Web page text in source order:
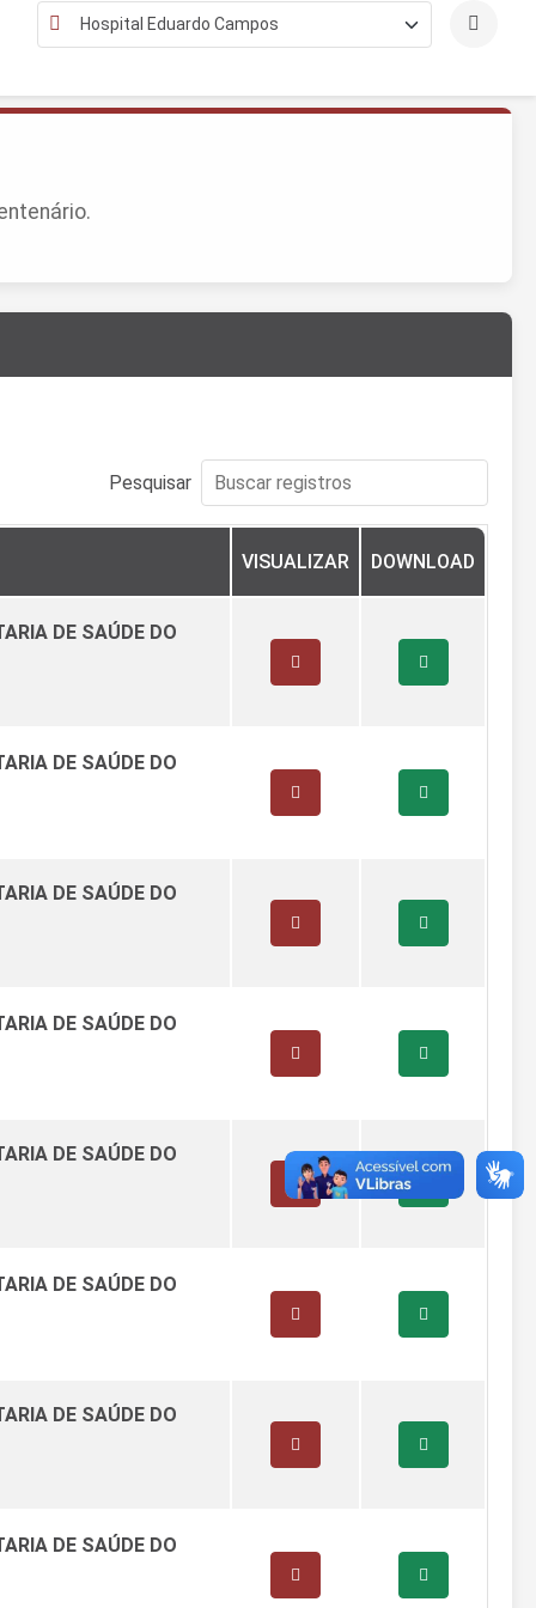
Pesquisar
VISUALIZAR DOWNLOAD
DE SAÚDE DO
DE SAÚDE DO
DE SAÚDE DO
DE SAÚDE DO
DE SAÚDE DO
DE SAÚDE DO
DE SAÚDE DO
DE SAÚDE DO